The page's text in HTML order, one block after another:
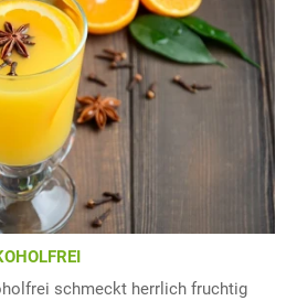
schmeckt herrlich fruchtig